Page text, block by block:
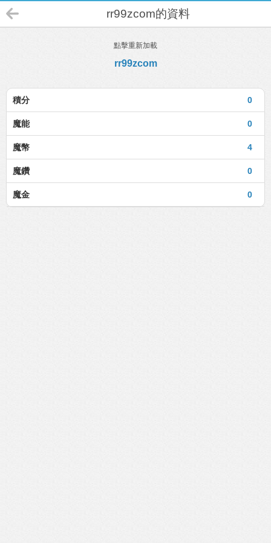
rr99zcom的資料
點擊重新加載
rr99zcom
0
積分
0
魔能
4
魔幣
0
魔鑽
0
魔金